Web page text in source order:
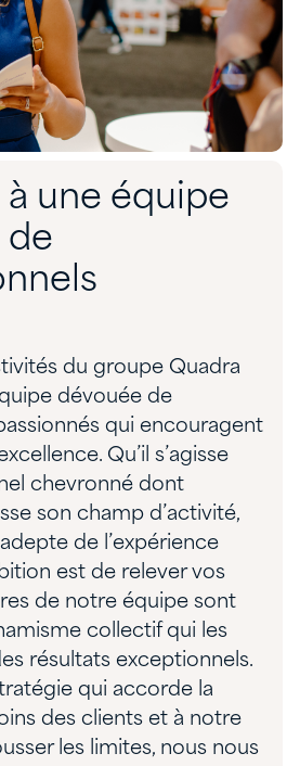
une équipe
de
du groupe Quadra
dévouée de
qui encouragent
Qu’il s’agisse
chevronné dont
son champ d’activité,
de l’expérience
est de relever vos
de notre équipe sont
collectif qui les
résultats exceptionnels.
qui accorde la
des clients et à notre
les limites, nous nous